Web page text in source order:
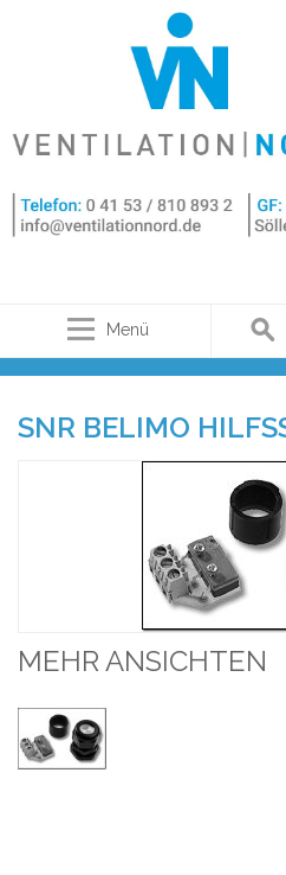
Menü
SNR BELIMO
MEHR ANSICHTEN